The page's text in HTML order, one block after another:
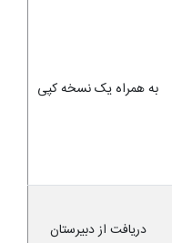
به همراه یک نسخه کپی
دریافت از دبیرستان